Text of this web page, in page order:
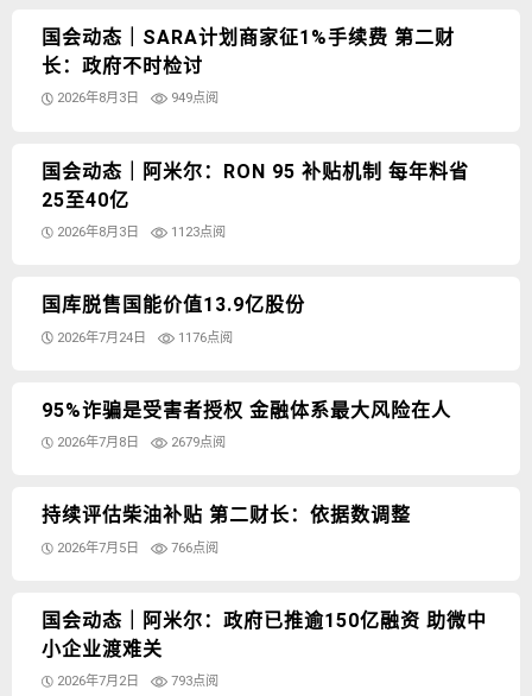
国会动态｜SARA计划商家征1%手续费 第二财
长：政府不时检讨
2026年8月3日 949点阅
国会动态｜阿米尔：RON 95 补贴机制 每年料省
25至40亿
2026年8月3日 1123点阅
国库脱售国能价值13.9亿股份
2026年7月24日 1176点阅
95%诈骗是受害者授权 金融体系最大风险在人
2026年7月8日 2679点阅
持续评估柴油补贴 第二财长：依据数调整
2026年7月5日 766点阅
国会动态｜阿米尔：政府已推逾150亿融资 助微中
小企业渡难关
2026年7月2日 793点阅